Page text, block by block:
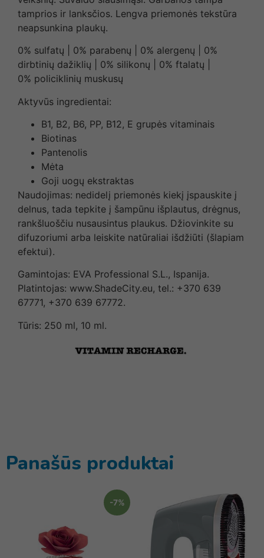
tamprios ir lanksčios. Lengva priemonės tekstūra
neapsunkina plaukų.
0% sulfatų | 0% parabenų | 0% alergenų | 0%
dirbtinių dažiklių | 0% silikonų | 0% ftalatų |
0% policiklinių muskusų
Aktyvūs ingredientai:
B1, B2, B6, PP, B12, E grupės vitaminais
Biotinas
Pantenolis
Mėta
Goji uogų ekstraktas
Naudojimas: nedidelį priemonės kiekį įspauskite į
delnus, tada tepkite į šampūnu išplautus, drėgnus,
rankšluoščiu nusausintus plaukus. Džiovinkite su
difuzoriumi arba leiskite natūraliai išdžiūti (šlapiam
efektui).
Gamintojas: EVA Professional S.L., Ispanija.
Platintojas: www.ShadeCity.eu, tel.: +370 639
67771, +370 639 67772.
Tūris: 250 ml, 10 ml.
Panašūs produktai
-7%